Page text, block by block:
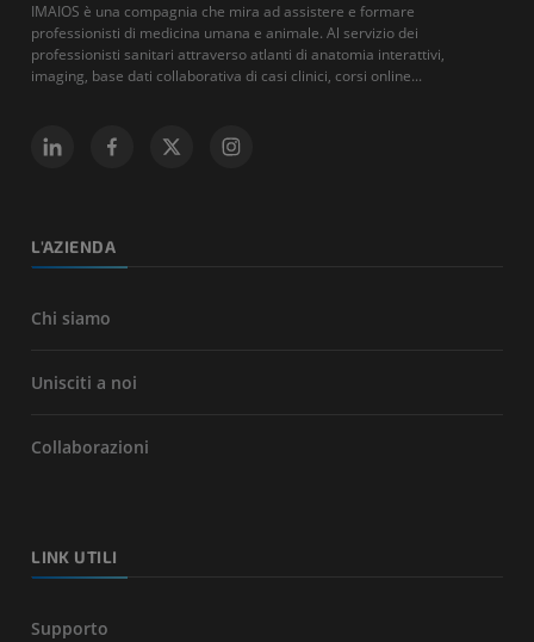
IMAIOS è una compagnia che mira ad assistere e formare
professionisti di medicina umana e animale. Al servizio dei
professionisti sanitari attraverso atlanti di anatomia interattivi,
imaging, base dati collaborativa di casi clinici, corsi online...
L'AZIENDA
Chi siamo
Unisciti a noi
Collaborazioni
LINK UTILI
Supporto